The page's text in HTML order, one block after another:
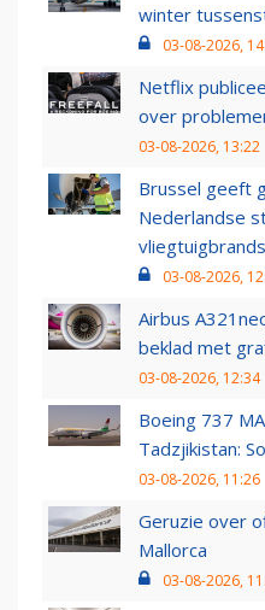
winter
03-08-2026,
Netflix
over
03-08-2026, 13:22
Brussel geeft
Nederlandse
03-08-2026,
Airbus
beklad met
03-08-2026, 12:34
Boeing 737
Tadzjikistan:
03-08-2026, 11:26
Geruzie over
Mallorca
03-08-2026,